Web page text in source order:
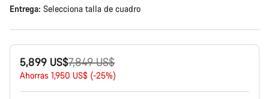
Entrega: Selecciona talla de cuadro
5,899 US$
Precio
original
7,849 US$
Ahorras 1,950 US$ (-25%)